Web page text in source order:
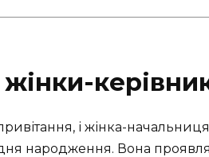
і жінка-
народження. Вона